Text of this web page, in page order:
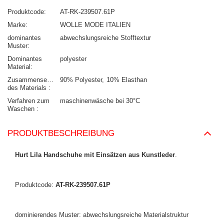
Produktcode
AT-RK-239507.61P
Marke
WOLLE MODE ITALIEN
dominantes
Muster
abwechslungsreiche Stofftextur
Dominantes
Material
polyester
Zusammensetzung
des Materials
90% Polyester 10% Elasthan
Verfahren zum
Waschen
maschinenwäsche bei 30°C
PRODUKTBESCHREIBUNG
Hurt Lila Handschuhe mit Einsätzen aus Kunstleder.
Produktcode: AT-RK-239507.61P
dominierendes Muster: abwechslungsreiche Materialstruktur